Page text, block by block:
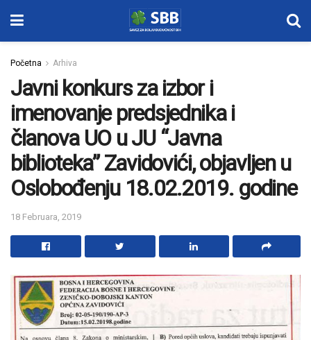
Početna Arhiva
Javni konkurs za izbor i
imenovanje predsjednika i
članova UO u JU “Javna
biblioteka” Zavidovići, objavljen u
Oslobođenju 18.02.2019. godine
18 Februara, 2019